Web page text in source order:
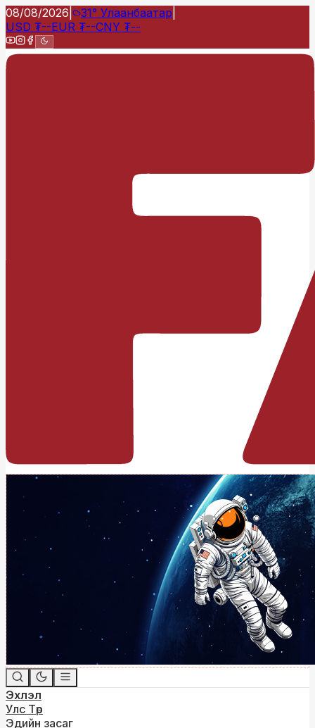
08/08/2026 31° Улаанбаатар
USD ₮--EUR ₮--CNY ₮--
Эхлэл
Улс Төр
Эдийн засаг